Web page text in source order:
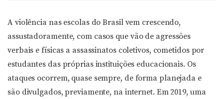
A violência nas escolas do Brasil vem crescendo,
assustadoramente, com casos que vão de agressões
verbais e físicas a assassinatos coletivos, cometidos por
estudantes das próprias instituições educacionais. Os
ataques ocorrem, quase sempre, de forma planejada e
são divulgados, previamente, na internet. Em 2019, uma